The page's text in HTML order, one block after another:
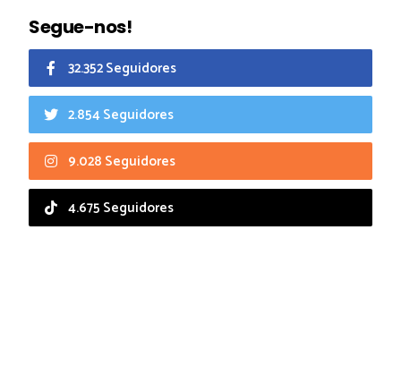
Segue-nos!
32.352 Seguidores
2.854 Seguidores
9.028 Seguidores
4.675 Seguidores